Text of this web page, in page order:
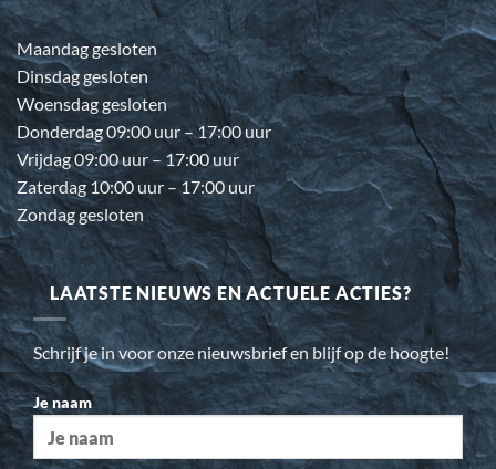
Maandag gesloten
Dinsdag gesloten
Woensdag gesloten
Donderdag 09:00 uur – 17:00 uur
Vrijdag 09:00 uur – 17:00 uur
Zaterdag 10:00 uur – 17:00 uur
Zondag gesloten
LAATSTE NIEUWS EN ACTUELE ACTIES?
Schrijf je in voor onze nieuwsbrief en blijf op de hoogte!
Je naam